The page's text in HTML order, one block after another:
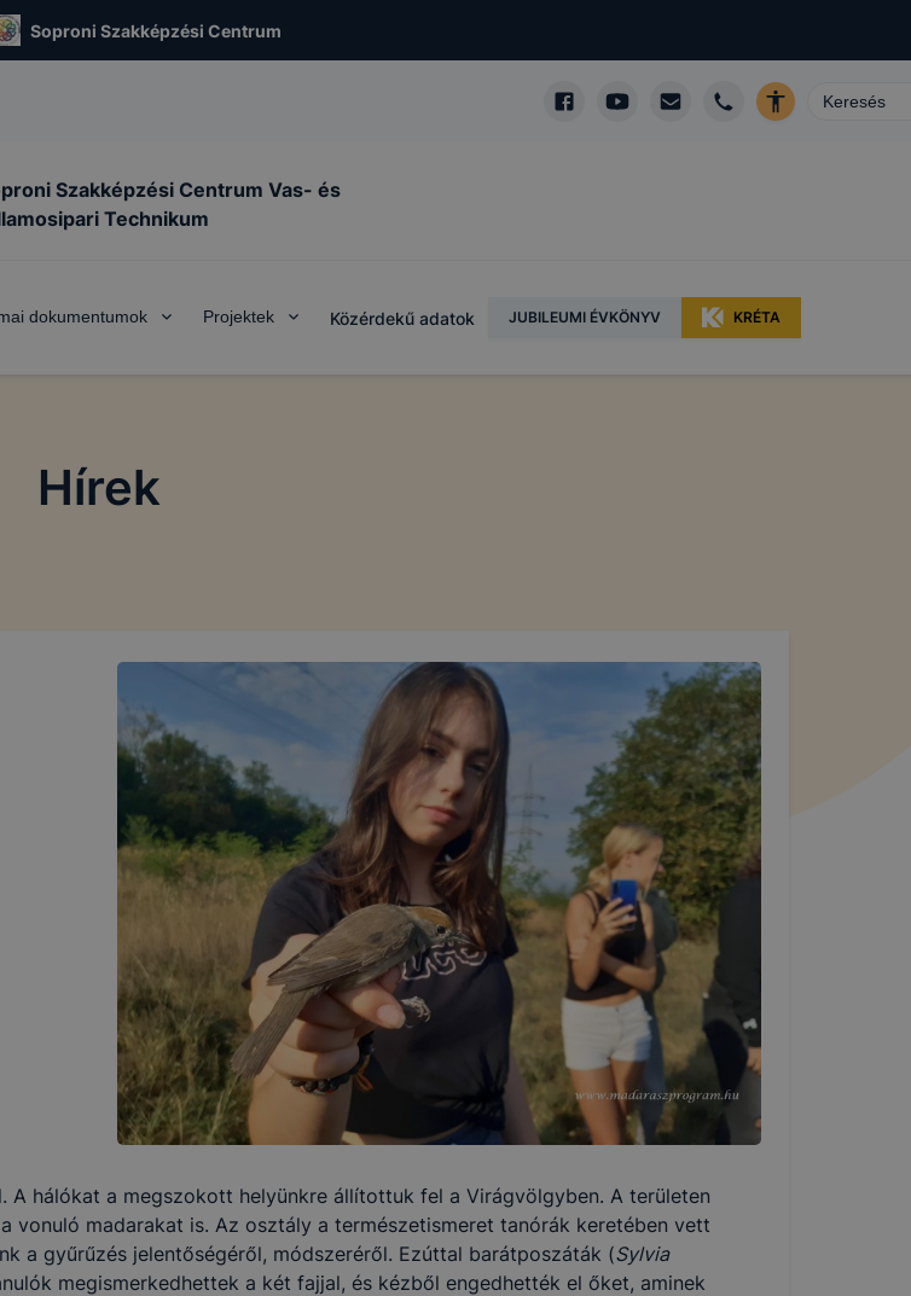
Soproni Szakképzési Centrum
Szakképzési Centrum Vas- és
Technikum
dokumentumok Projektek Közérdekű adatok JUBILEUMI ÉVKÖNYV KRÉTA
Hírek
hálókat a megszokott helyünkre állítottuk fel a Virágvölgyben. A területen
vonuló madarakat is. Az osztály a természetismeret tanórák keretében vett
a gyűrűzés jelentőségéről, módszeréről. Ezúttal barátposzáták (Sylvia
megismerkedhettek a két fajjal, és kézből engedhették el őket, aminek